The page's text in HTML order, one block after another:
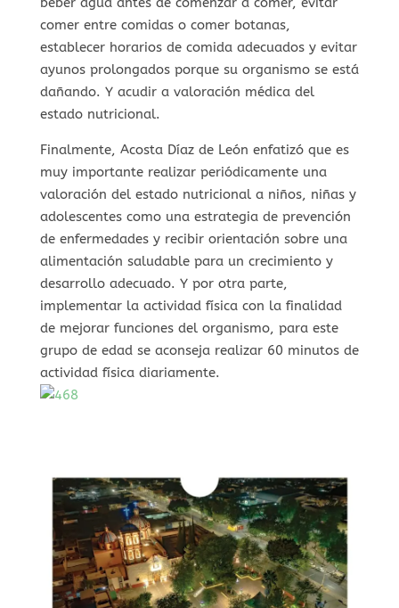
comer entre comidas o comer botanas,
establecer horarios de comida adecuados y evitar
ayunos prolongados porque su organismo se está
dañando. Y acudir a valoración médica del
estado nutricional.
Finalmente, Acosta Díaz de León enfatizó que es
muy importante realizar periódicamente una
valoración del estado nutricional a niños, niñas y
adolescentes como una estrategia de prevención
de enfermedades y recibir orientación sobre una
alimentación saludable para un crecimiento y
desarrollo adecuado. Y por otra parte,
implementar la actividad física con la finalidad
de mejorar funciones del organismo, para este
grupo de edad se aconseja realizar 60 minutos de
actividad física diariamente.